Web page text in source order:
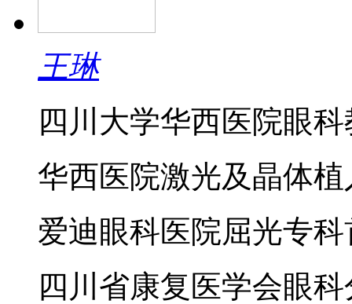
王琳
四川大学华西医院眼
华西医院激光及晶体
爱迪眼科医院屈光专
四川省康复医学会眼